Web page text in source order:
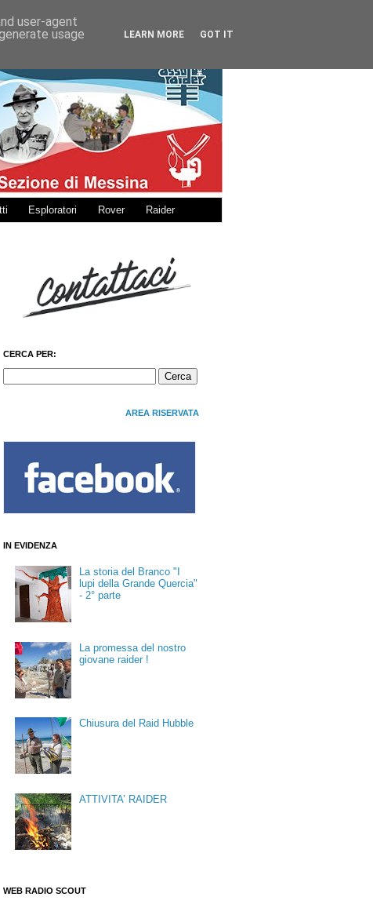
Esploratori Rover Raider
CERCA PER:
AREA RISERVATA
IN EVIDENZA
La storia del Branco "I
lupi della Grande Quercia"
- 2° parte
La promessa del nostro
giovane raider !
Chiusura del Raid Hubble
ATTIVITA’ RAIDER
WEB RADIO SCOUT
user-agent
usage
LEARN MORE GOT IT